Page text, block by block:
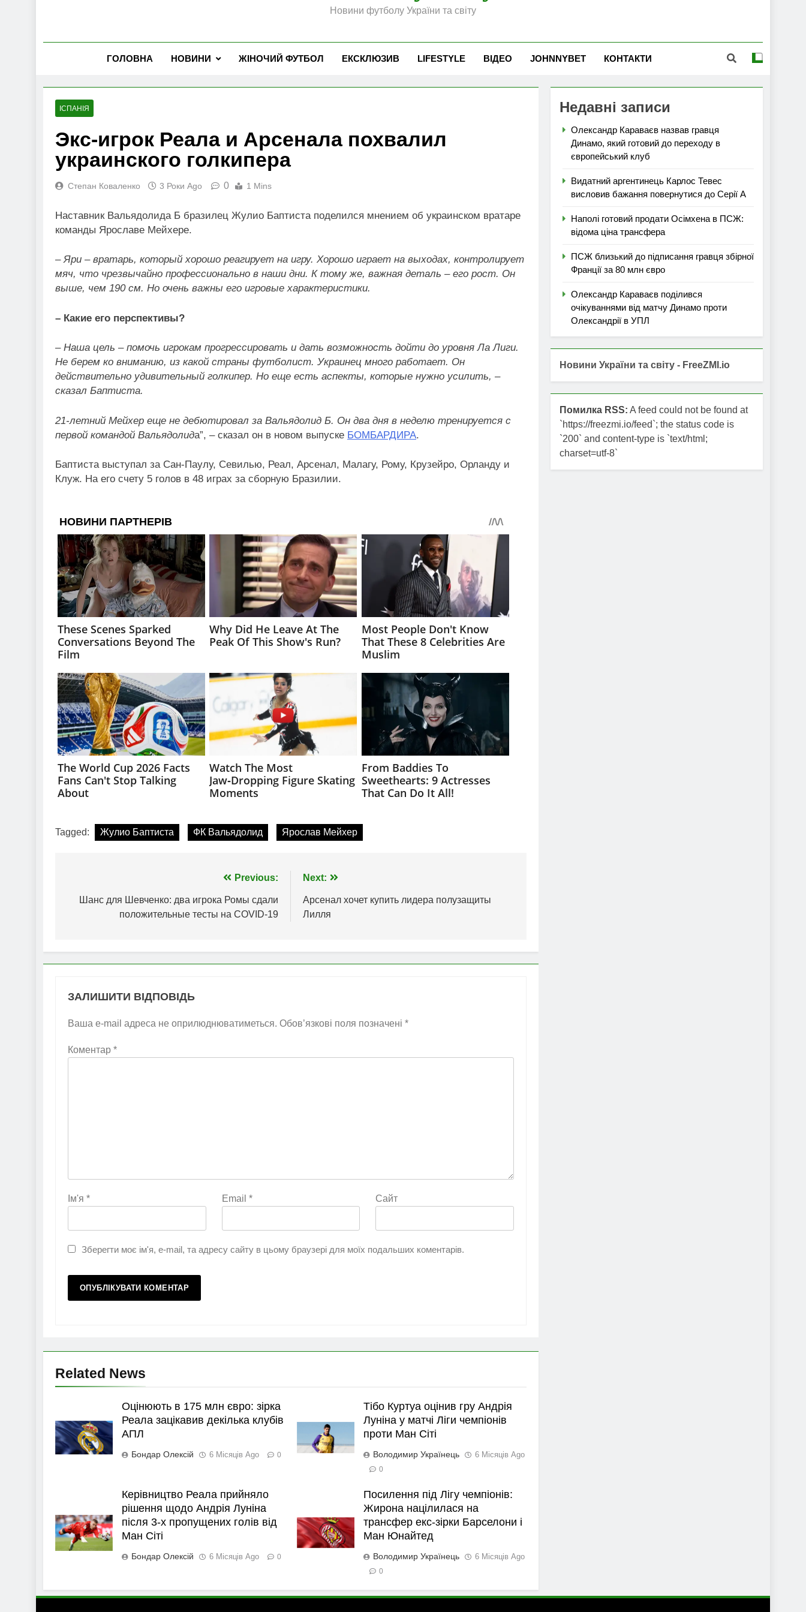
Новини футболу України та світу
ГОЛОВНА НОВИНИ ЖІНОЧИЙ ФУТБОЛ ЕКСКЛЮЗИВ LIFESTYLE ВІДЕО JOHNNYBET КОНТАКТИ
ІСПАНІЯ
Экс-игрок Реала и Арсенала похвалил
украинского голкипера
Степан Коваленко 3 Роки Ago 0 1 Mins
Наставник Вальядолида Б бразилец Жулио Баптиста поделился мнением об украинском вратаре
команды Ярославе Мейхере.
– Яри – вратарь, который хорошо реагирует на игру. Хорошо играет на выходах, контролирует
мяч, что чрезвычайно профессионально в наши дни. К тому же, важная деталь – его рост. Он
выше, чем 190 см. Но очень важны его игровые характеристики.
– Какие его перспективы?
– Наша цель – помочь игрокам прогрессировать и дать возможность дойти до уровня Ла Лиги.
Не берем ко вниманию, из какой страны футболист. Украинец много работает. Он
действительно удивительный голкипер. Но еще есть аспекты, которые нужно усилить, –
сказал Баптиста.
21-летний Мейхер еще не дебютировал за Вальядолид Б. Он два дня в неделю тренируется с
первой командой Вальядолида”, – сказал он в новом выпуске БОМБАРДИРА.
Баптиста выступал за Сан-Паулу, Севилью, Реал, Арсенал, Малагу, Рому, Крузейро, Орланду и
Клуж. На его счету 5 голов в 48 играх за сборную Бразилии.
Tagged: Жулио Баптиста ФК Вальядолид Ярослав Мейхер
записів
Previous:
Шанс для Шевченко: два игрока Ромы сдали
положительные тесты на COVID-19
Next:
Арсенал хочет купить лидера полузащиты
Лилля
ЗАЛИШИТИ ВІДПОВІДЬ
Ваша e-mail адреса не оприлюднюватиметься. Обов’язкові поля позначені *
Коментар *
Ім'я * Email * Сайт
Зберегти моє ім'я, e-mail, та адресу сайту в цьому браузері для моїх подальших коментарів.
Related News
Оцінюють в 175 млн євро: зірка
Реала зацікавив декілька клубів
АПЛ
Бондар Олексій 6 Місяців Ago 0
Тібо Куртуа оцінив гру Андрія
Луніна у матчі Ліги чемпіонів
проти Ман Сіті
Володимир Українець 6 Місяців Ago
0
Керівництво Реала прийняло
рішення щодо Андрія Луніна
після 3-х пропущених голів від
Ман Сіті
Бондар Олексій 6 Місяців Ago 0
Посилення під Лігу чемпіонів:
Жирона націлилася на
трансфер екс-зірки Барселони і
Ман Юнайтед
Володимир Українець 6 Місяців Ago
0
Недавні записи
Олександр Караваєв назвав гравця
Динамо, який готовий до переходу в
європейський клуб
Видатний аргентинець Карлос Тевес
висловив бажання повернутися до Серії А
Наполі готовий продати Осімхена в ПСЖ:
відома ціна трансфера
ПСЖ близький до підписання гравця збірної
Франції за 80 млн євро
Олександр Караваєв поділився
очікуваннями від матчу Динамо проти
Олександрії в УПЛ
Новини України та світу - FreeZMI.io
Помилка RSS: A feed could not be found at
`https://freezmi.io/feed`; the status code is
`200` and content-type is `text/html;
charset=utf-8`